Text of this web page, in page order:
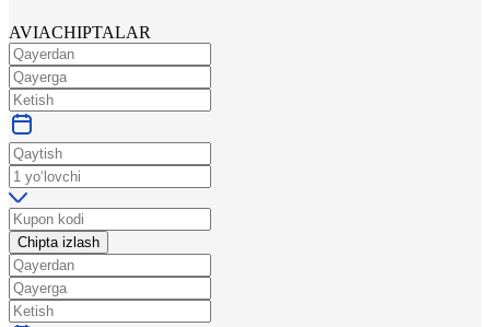
AVIACHIPTALAR
Chipta izlash